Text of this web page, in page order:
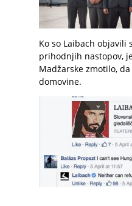
Ko so Laibach objavili
prihodnjih nastopov,
Madžarske zmotilo,
domovine.